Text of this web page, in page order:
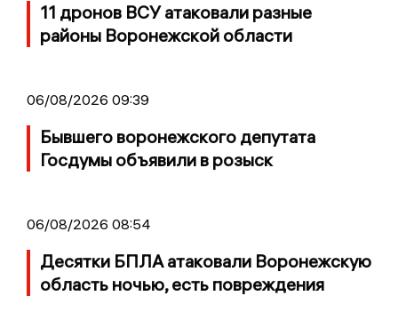
11 дронов ВСУ атаковали разные
районы Воронежской области
06/08/2026 09:39
Бывшего воронежского депутата
Госдумы объявили в розыск
06/08/2026 08:54
Десятки БПЛА атаковали Воронежскую
область ночью, есть повреждения